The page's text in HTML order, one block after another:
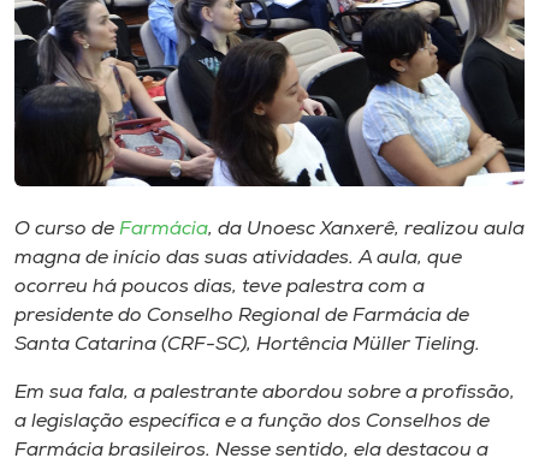
Editora
Rádio
Museu
Unoesc
Store
Selecione
o idioma
O curso de Farmácia, da Unoesc Xanxerê, realizou aula
magna de início das suas atividades. A aula, que
ocorreu há poucos dias, teve palestra com a
presidente do Conselho Regional de Farmácia de
Santa Catarina (CRF-SC), Hortência Müller Tieling.
Em sua fala, a palestrante abordou sobre a profissão,
a legislação específica e a função dos Conselhos de
Farmácia brasileiros. Nesse sentido, ela destacou a